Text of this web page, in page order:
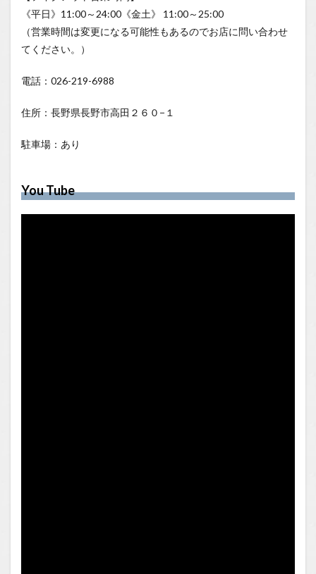
《平日》11:00～24:00《金土》 11:00～25:00
（営業時間は変更になる可能性もあるのでお店に問い合わせ
てください。）
電話：026-219-6988
住所：長野県長野市高田２６０−１
駐車場：あり
You Tube